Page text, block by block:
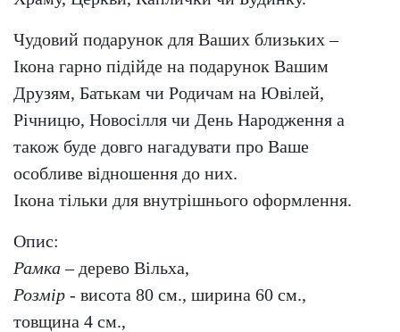
Чудовий подарунок для Ваших близьких –
Ікона гарно підійде на подарунок Вашим
Друзям, Батькам чи Родичам на Ювілей,
Річницю, Новосілля чи День Народження а
також буде довго нагадувати про Ваше
особливе відношення до них.
Ікона тільки для внутрішнього оформлення.
Опис:
Рамка– дерево Вільха,
Розмір - висота 80 см., ширина 60 см.,
товщина 4 см.,